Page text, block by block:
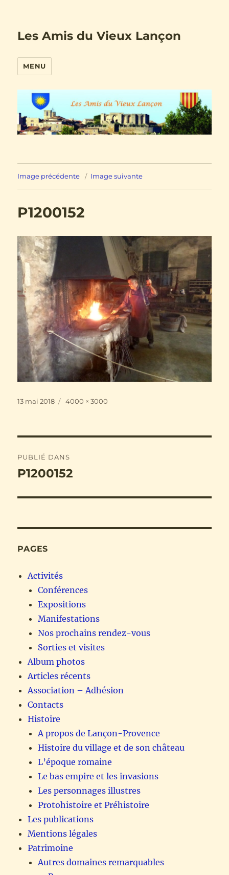
Les Amis du Vieux Lançon
MENU
Image précédente Image suivante
P1200152
Publié
13 mai 2018
Taille
4000 × 3000
de
PUBLIÉ DANS
P1200152
PAGES
Activités
Conférences
Expositions
Manifestations
Nos prochains rendez-vous
Sorties et visites
Album photos
Articles récents
Association – Adhésion
Contacts
Histoire
A propos de Lançon-Provence
Histoire du village et de son château
L’époque romaine
Le bas empire et les invasions
Les personnages illustres
Protohistoire et Préhistoire
Les publications
Mentions légales
Patrimoine
Autres domaines remarquables